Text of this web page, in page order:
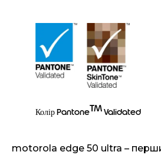
Колір PantoneTMValidated
motorola edge 50 ultra –